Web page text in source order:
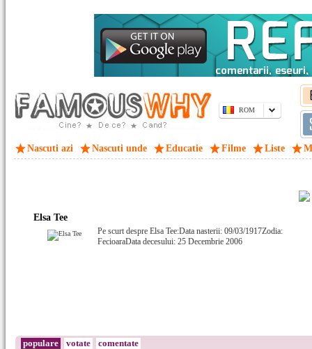
ROM
Nascuti azi Nascuti unde Educatie Filme Liste
Elsa Tee
Pe scurt despre Elsa Tee:Data nasterii: 09/03/1917Zodia:
FecioaraData decesului: 25 Decembrie 2006
populare votate comentate